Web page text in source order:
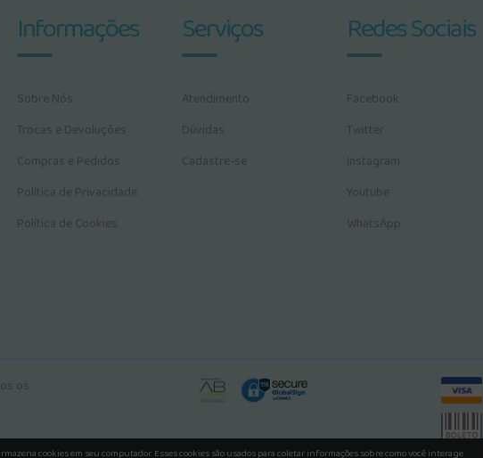
Informações
Sobre Nós
Trocas e Devoluções
Compras e Pedidos
Política de Privacidade
Política de Cookies
Serviços
Atendimento
Dúvidas
Cadastre-se
Redes Sociais
Facebook
Twitter
Instagram
Youtube
WhatsApp
os
cookies em seu computador. Esses cookies são usados para coletar informações sobre como você interage